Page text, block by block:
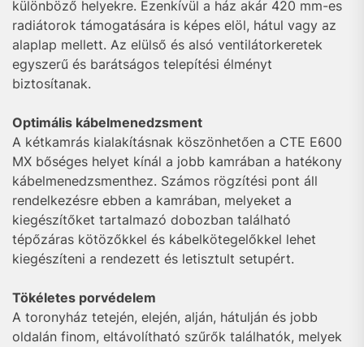
különböző helyekre. Ezenkívül a ház akár 420 mm-es
radiátorok támogatására is képes elöl, hátul vagy az
alaplap mellett. Az elülső és alsó ventilátorkeretek
egyszerű és barátságos telepítési élményt
biztosítanak.
Optimális kábelmenedzsment
A kétkamrás kialakításnak köszönhetően a CTE E600
MX bőséges helyet kínál a jobb kamrában a hatékony
kábelmenedzsmenthez. Számos rögzítési pont áll
rendelkezésre ebben a kamrában, melyeket a
kiegészítőket tartalmazó dobozban található
tépőzáras kötözőkkel és kábelkötegelőkkel lehet
kiegészíteni a rendezett és letisztult setupért.
Tökéletes porvédelem
A toronyház tetején, elején, alján, hátulján és jobb
oldalán finom, eltávolítható szűrők találhatók, melyek